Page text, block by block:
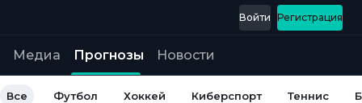
Регистрация
Войти
Медиа Прогнозы Новости
Все Футбол Хоккей Киберспорт Теннис